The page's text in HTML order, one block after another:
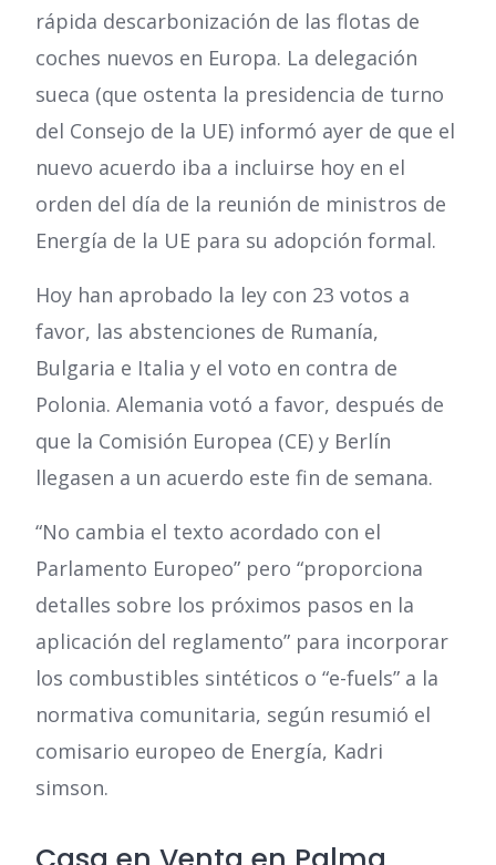
rápida descarbonización de las flotas de
coches nuevos en Europa. La delegación
sueca (que ostenta la presidencia de turno
del Consejo de la UE) informó ayer de que el
nuevo acuerdo iba a incluirse hoy en el
orden del día de la reunión de ministros de
Energía de la UE para su adopción formal.
Hoy han aprobado la ley con 23 votos a
favor, las abstenciones de Rumanía,
Bulgaria e Italia y el voto en contra de
Polonia. Alemania votó a favor, después de
que la Comisión Europea (CE) y Berlín
llegasen a un acuerdo este fin de semana.
“No cambia el texto acordado con el
Parlamento Europeo” pero “proporciona
detalles sobre los próximos pasos en la
aplicación del reglamento” para incorporar
los combustibles sintéticos o “e-fuels” a la
normativa comunitaria, según resumió el
comisario europeo de Energía, Kadri
simson.